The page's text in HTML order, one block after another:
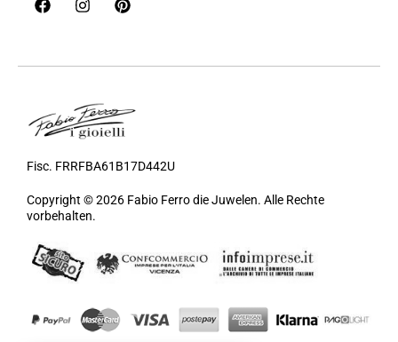
Fisc. FRRFBA61B17D442U
Copyright © 2026 Fabio Ferro die Juwelen. Alle Rechte
vorbehalten.